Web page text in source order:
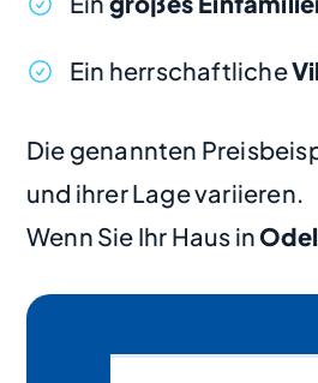
Ein herrschaftliche
Die genannten
und ihrer Lage variieren.
Wenn Sie Ihr Haus in